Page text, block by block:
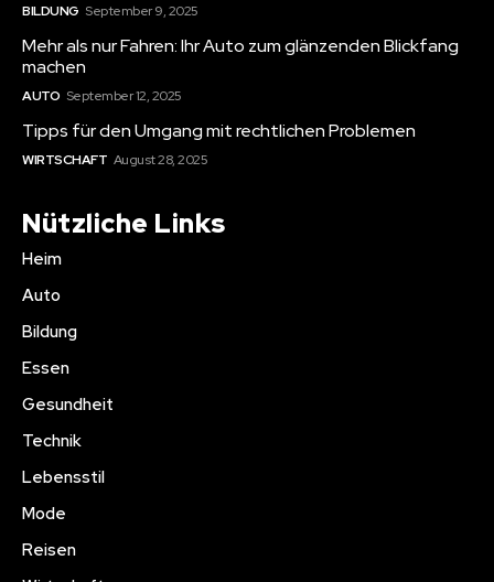
BILDUNG September 9, 2025
Mehr als nur Fahren: Ihr Auto zum glänzenden Blickfang
machen
AUTO September 12, 2025
Tipps für den Umgang mit rechtlichen Problemen
WIRTSCHAFT August 28, 2025
Nützliche Links
Heim
Auto
Bildung
Essen
Gesundheit
Technik
Lebensstil
Mode
Reisen